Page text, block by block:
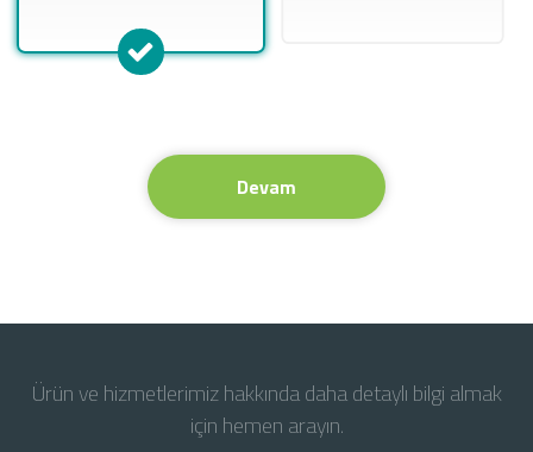
Devam
Ürün ve hizmetlerimiz hakkında daha detaylı bilgi almak
için hemen arayın.